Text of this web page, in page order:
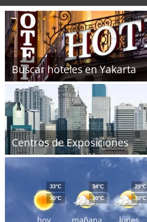
Buscar hoteles en Yakarta
Centros de Exposiciones
33°C
30°C
34°C
30°C
29°C
30°C